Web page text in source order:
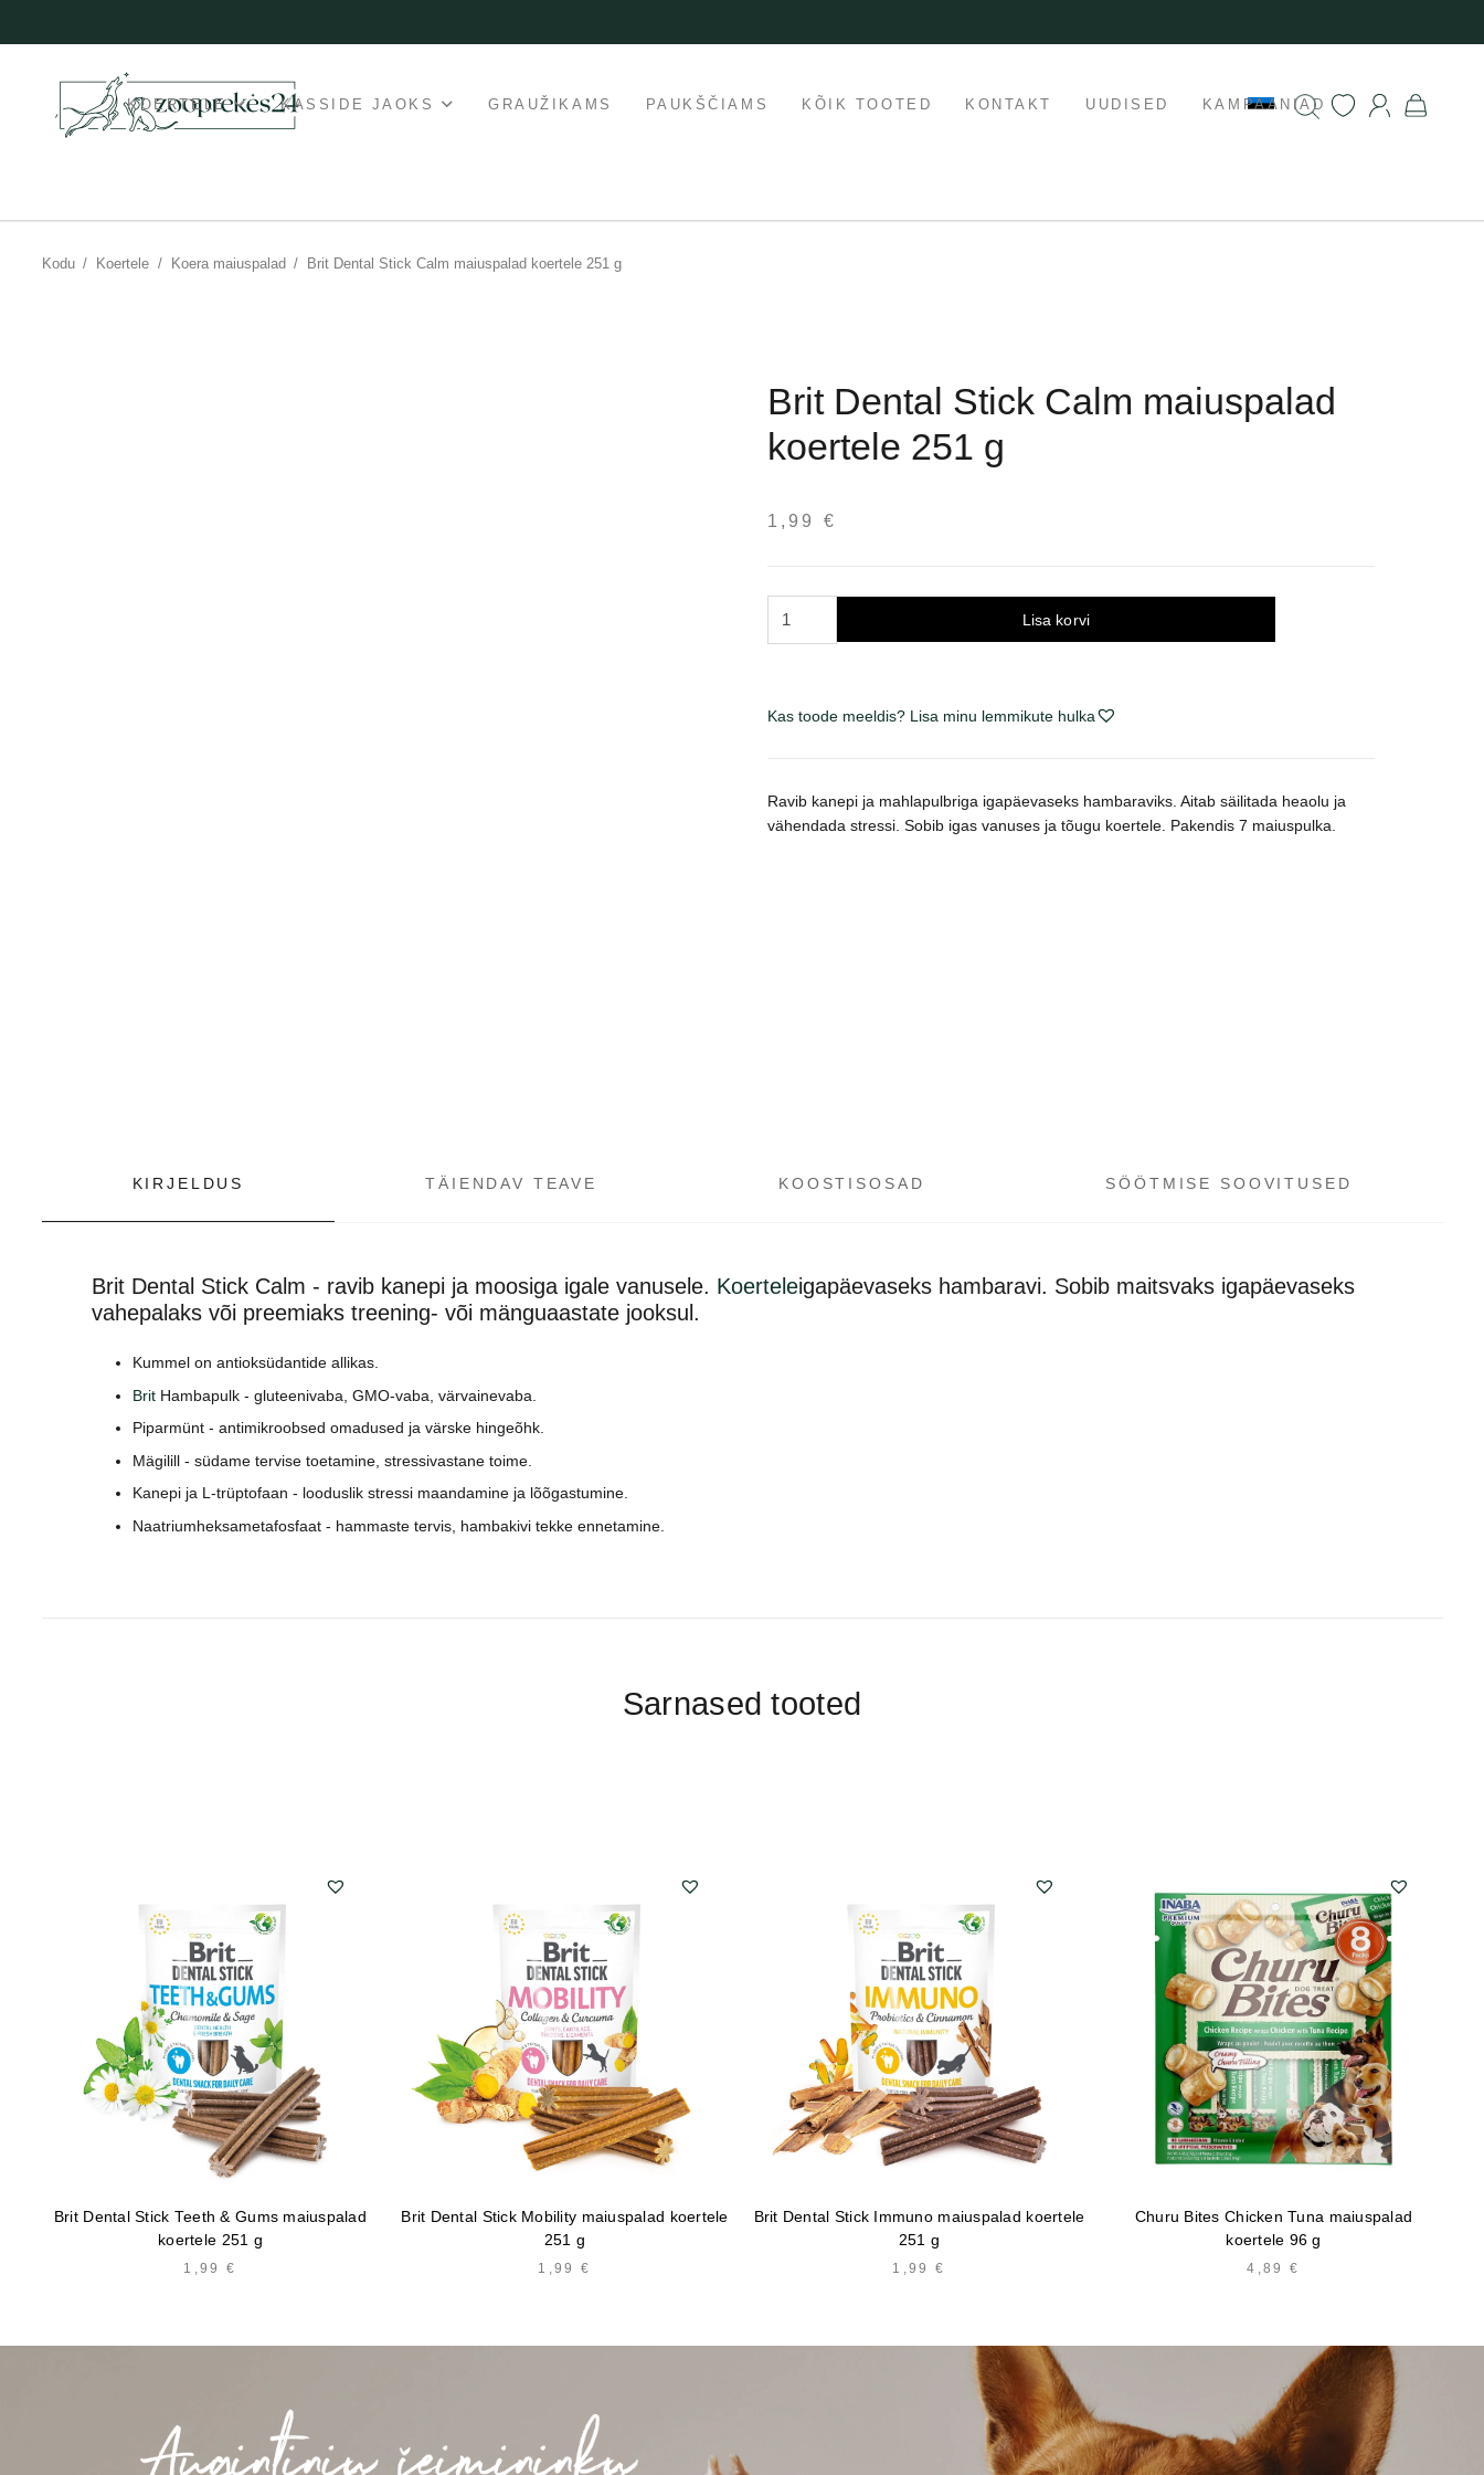
KOERTELE KASSIDE JAOKS GRAUŽIKAMS PAUKŠČIAMS KÕIK TOOTED KONTAKT UUDISED KAMPAANIAD
Kodu / Koertele / Koera maiuspalad / Brit Dental Stick Calm maiuspalad koertele 251 g
Brit Dental Stick Calm maiuspalad
koertele 251 g
1,99 €
skanėstai
g
kogus
Lisa korvi
Kas toode meeldis? Lisa minu lemmikute hulka
Ravib kanepi ja mahlapulbriga igapäevaseks hambaraviks. Aitab säilitada heaolu ja
vähendada stressi. Sobib igas vanuses ja tõugu koertele. Pakendis 7 maiuspulka.
KIRJELDUS TÄIENDAV TEAVE KOOSTISOSAD SÖÖTMISE SOOVITUSED
Brit Dental Stick Calm - ravib kanepi ja moosiga igale vanusele. Koerteleigapäevaseks hambaravi. Sobib maitsvaks igapäevaseks
vahepalaks või preemiaks treening- või mänguaastate jooksul.
Kummel on antioksüdantide allikas.
Brit Hambapulk - gluteenivaba, GMO-vaba, värvainevaba.
Piparmünt - antimikroobsed omadused ja värske hingeõhk.
Mägilill - südame tervise toetamine, stressivastane toime.
Kanepi ja L-trüptofaan - looduslik stressi maandamine ja lõõgastumine.
Naatriumheksametafosfaat - hammaste tervis, hambakivi tekke ennetamine.
Sarnased tooted
Brit Dental Stick Teeth & Gums maiuspalad
koertele 251 g
1,99€
Brit Dental Stick Mobility maiuspalad koertele
251 g
1,99€
Brit Dental Stick Immuno maiuspalad koertele
251 g
1,99€
Churu Bites Chicken Tuna maiuspalad
koertele 96 g
4,89€